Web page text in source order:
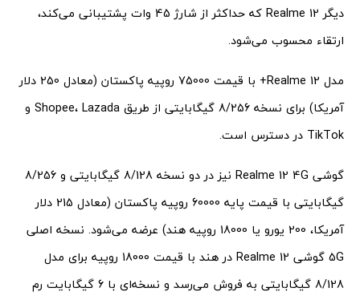
دیگر Realme 12 که حداکثر از شارژ 45 وات پشتیبانی می‌کند،
ارتقاء محسوب می‌شود.
مدل Realme 12+ با قیمت 75000 روپیه پاکستان (معادل 250 دلار
آمریکا) برای نسخه 8/256 گیگابایتی از طریق Shopee، Lazada و
TikTok در دسترس است.
گوشی Realme 12 4G نیز در دو نسخه 8/128 گیگابایتی و 8/256
گیگابایتی با قیمت پایه 60000 روپیه پاکستان (معادل 215 دلار
آمریکا، 200 یورو یا 18000 روپیه هند) عرضه می‌شود. نسخه اصلی
5G گوشی Realme 12 در هند با قیمت 18000 روپیه برای مدل
8/128 گیگابایتی به فروش می‌رسد و نسخه‌ای با 6 گیگابایت رم